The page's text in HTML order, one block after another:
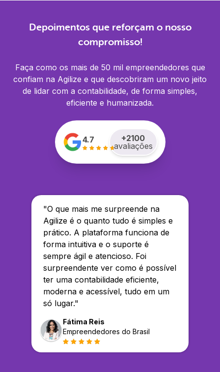
Depoimentos que reforçam o nosso
compromisso!
Faça como os mais de 50 mil empreendedores que
confiam na Agilize e que descobriram um novo jeito
de lidar com a contabilidade, de forma simples,
eficiente e humanizada.
4.7 +2100
avaliações
"O que mais me surpreende na
Agilize é o quanto tudo é simples e
prático. A plataforma funciona de
forma intuitiva e o suporte é
sempre ágil e atencioso. Foi
surpreendente ver como é possível
ter uma contabilidade eficiente,
moderna e acessível, tudo em um
só lugar."
Fátima Reis
Empreendedores do Brasil